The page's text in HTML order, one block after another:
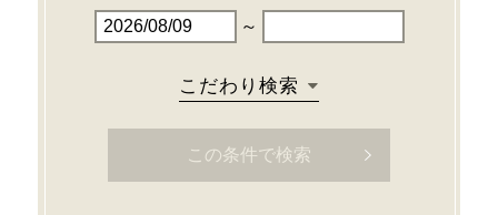
～
こだわり検索